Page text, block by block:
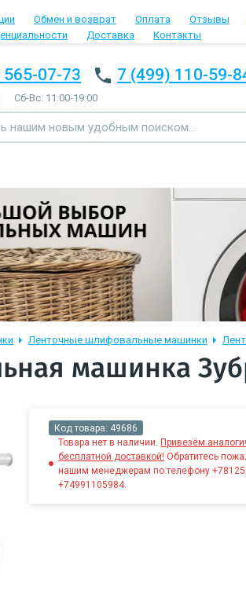
Обмен и возврат Оплата Отзывы
Доставка Контакты
565-07-73 7 (499) 110-59-
Сб-Вс: 11:00-19:00
Ленточные шлифовальные машинки
машинка
Код товара: 49686
Товара нет в наличии.Привезём
бесплатной доставкой! Обратитесь
нашим менеджерам по телефону
+74991105984.